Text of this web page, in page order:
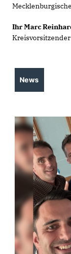
Ihr Marc
Kreisvorsitzender
News